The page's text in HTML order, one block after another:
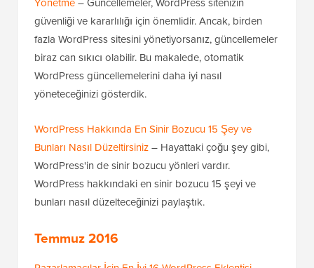
güvenliği ve kararlılığı için önemlidir. Ancak, birden
fazla WordPress sitesini yönetiyorsanız, güncellemeler
biraz can sıkıcı olabilir. Bu makalede, otomatik
WordPress güncellemelerini daha iyi nasıl
yöneteceğinizi gösterdik.
WordPress Hakkında En Sinir Bozucu 15 Şey ve
Bunları Nasıl Düzeltirsiniz– Hayattaki çoğu şey gibi,
WordPress'in de sinir bozucu yönleri vardır.
WordPress hakkındaki en sinir bozucu 15 şeyi ve
bunları nasıl düzelteceğinizi paylaştık.
Temmuz 2016